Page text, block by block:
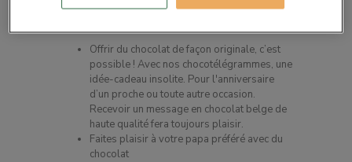
Description du produit
Offrir du chocolat de façon originale, c’est
possible ! Avec nos chocotélégrammes, une
idée-cadeau insolite. Pour l'anniversaire
d’un proche ou toute autre occasion.
Recevoir un message en chocolat belge de
haute qualité fera toujours plaisir.
Faites plaisir à votre papa préféré avec du
chocolat